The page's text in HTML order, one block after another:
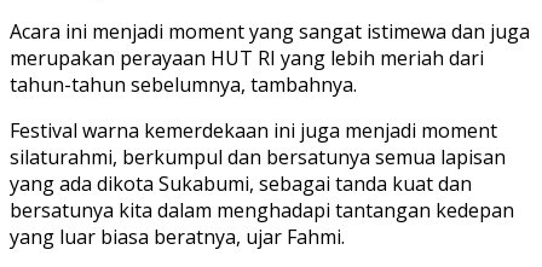
Acara ini menjadi moment yang sangat istimewa dan juga
merupakan perayaan HUT RI yang lebih meriah dari
tahun-tahun sebelumnya, tambahnya.
Festival warna kemerdekaan ini juga menjadi moment
silaturahmi, berkumpul dan bersatunya semua lapisan
yang ada dikota Sukabumi, sebagai tanda kuat dan
bersatunya kita dalam menghadapi tantangan kedepan
yang luar biasa beratnya, ujar Fahmi.